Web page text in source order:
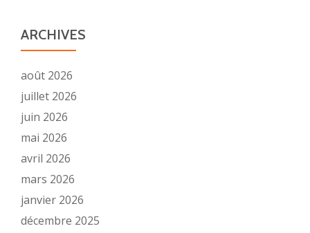
ARCHIVES
août 2026
juillet 2026
juin 2026
mai 2026
avril 2026
mars 2026
janvier 2026
décembre 2025